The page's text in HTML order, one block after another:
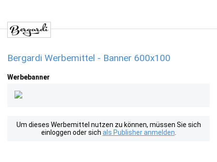
Bergardi Werbemittel - Banner 600x100
Werbebanner
Um dieses Werbemittel nutzen zu können, müssen Sie sich
einloggen oder sich als Publisher anmelden